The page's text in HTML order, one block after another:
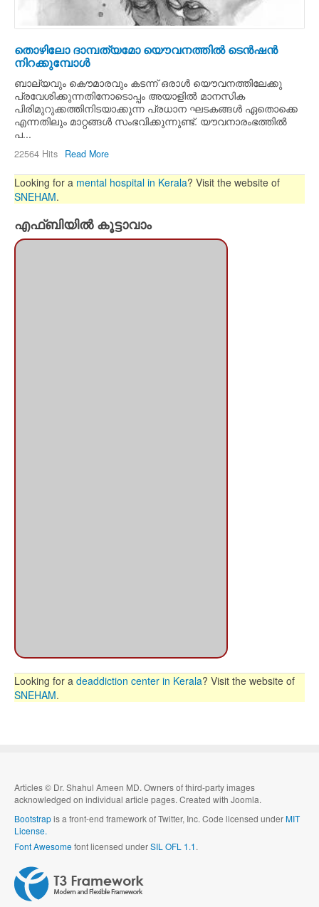
തൊഴിലോ ദാമ്പത്യമോ യൌവനത്തില്‍ ടെന്‍ഷന്‍
നിറക്കുമ്പോള്‍
ബാല്യവും കൌമാരവും കടന്ന്‍ ഒരാള്‍ യൌവനത്തിലേക്കു
പ്രവേശിക്കുന്നതിനോടൊപ്പം അയാളില്‍ മാനസിക
പിരിമുറുക്കത്തിനിടയാക്കുന്ന പ്രധാന ഘടകങ്ങള്‍ ഏതൊക്കെ
എന്നതിലും മാറ്റങ്ങള്‍ സംഭവിക്കുന്നുണ്ട്. യൗവനാരംഭത്തില്‍
പ...
22564 Hits Read More
Looking for a mental hospital in Kerala? Visit the website of
SNEHAM.
എഫ്ബിയില്‍ കൂട്ടാവാം
Looking for a deaddiction center in Kerala? Visit the website of
SNEHAM.
Articles© Dr. Shahul Ameen MD. Owners of third-party images
acknowledged on individual article pages. Created with Joomla.
Bootstrapis a front-end framework of Twitter, Inc. Code licensed underMIT
License.
Font Awesomefont licensed underSIL OFL 1.1.